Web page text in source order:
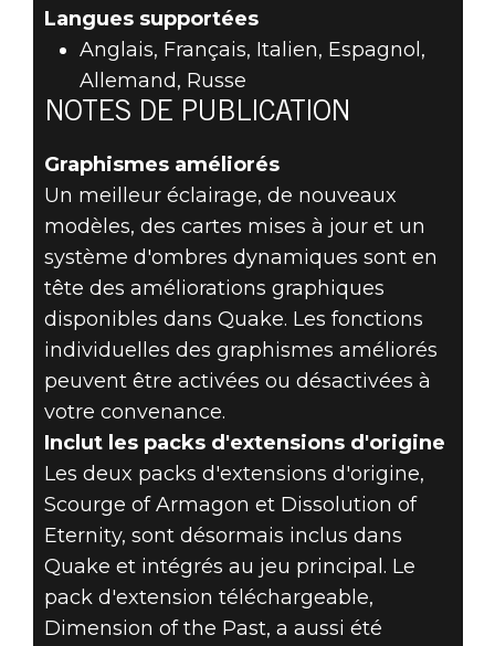
Langues supportées
Anglais, Français, Italien, Espagnol,
Allemand, Russe
NOTES DE PUBLICATION
Graphismes améliorés
Un meilleur éclairage, de nouveaux
modèles, des cartes mises à jour et un
système d'ombres dynamiques sont en
tête des améliorations graphiques
disponibles dans Quake. Les fonctions
individuelles des graphismes améliorés
peuvent être activées ou désactivées à
votre convenance.
Inclut les packs d'extensions d'origine
Les deux packs d'extensions d'origine,
Scourge of Armagon et Dissolution of
Eternity, sont désormais inclus dans
Quake et intégrés au jeu principal. Le
pack d'extension téléchargeable,
Dimension of the Past, a aussi été